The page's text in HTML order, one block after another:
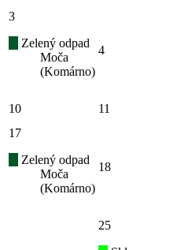
3
Zelený odpad
Moča
(Komárno)
4
10 11
17
Zelený odpad
Moča
(Komárno)
18
25